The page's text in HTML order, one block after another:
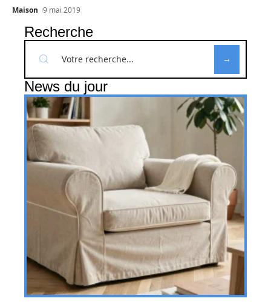
Maison 9 mai 2019
Recherche
News du jour